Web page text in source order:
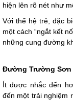
hiện lên rõ nét như
Với thế hệ trẻ, đặc
một cách “ngắt kết
những cung đường
Đường Trường Sơn
Ít được nhắc đến
đến một trải nghiệm